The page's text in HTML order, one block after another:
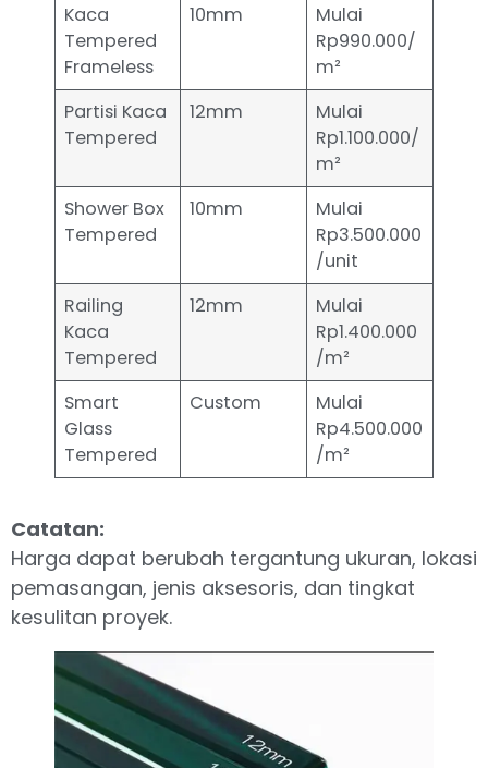
Kaca
Tempered
Frameless
10mm
Mulai
Rp990.000/
m²
Partisi Kaca
Tempered
12mm
Mulai
Rp1.100.000/
m²
Shower Box
Tempered
10mm
Mulai
Rp3.500.000
/unit
Railing
Kaca
Tempered
12mm
Mulai
Rp1.400.000
/m²
Smart
Glass
Tempered
Custom
Mulai
Rp4.500.000
/m²
Catatan:
Harga dapat berubah tergantung ukuran, lokasi
pemasangan, jenis aksesoris, dan tingkat
kesulitan proyek.